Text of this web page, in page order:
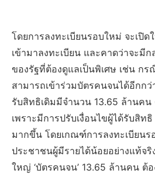
โดยการลงทะเบียนรอบใหม่ จะเปิด
เข้ามาลงทะเบียน และคาดว่าจะมี
ของรัฐที่ต้องดูแลเป็นพิเศษ เช่น ก
สามารถเข้าร่วมบัตรคนจนได้อีกก
รับสิทธิเดิมมีจำนวน 13.65 ล้านคน
เพราะมีการปรับเงื่อนไขผู้ได้รับสิท
มากขึ้น โดยเกณฑ์การลงทะเบียนร
ประชาชนผู้มีรายได้น้อยอย่างแท้จริ
ใหญ่ ‘บัตรคนจน’ 13.65 ล้านคน ต้